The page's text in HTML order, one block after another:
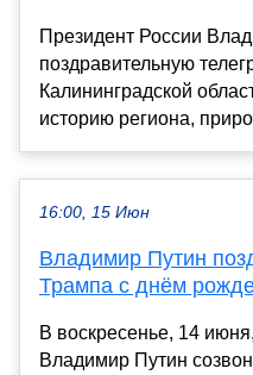
Президент России
поздравительную
Калининградской
историю региона,
16:00, 15 Июн
Владимир Путин
Трампа с днём
В воскресенье, 14
Владимир Путин